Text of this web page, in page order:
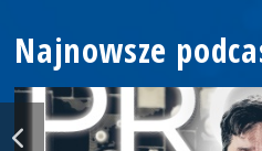
Najnowsze